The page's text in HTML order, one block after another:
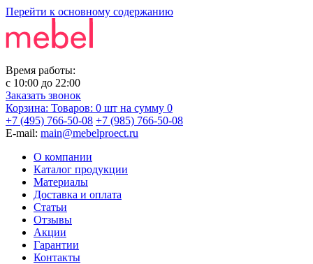
Перейти к основному содержанию
Время работы:
с 10:00 до 22:00
Заказать звонок
Корзина: Товаров: 0 шт на сумму 0
+7 (495) 766-50-08 +7 (985) 766-50-08
E-mail: main@mebelproect.ru
О компании
Каталог продукции
Материалы
Доставка и оплата
Статьи
Отзывы
Акции
Гарантии
Контакты